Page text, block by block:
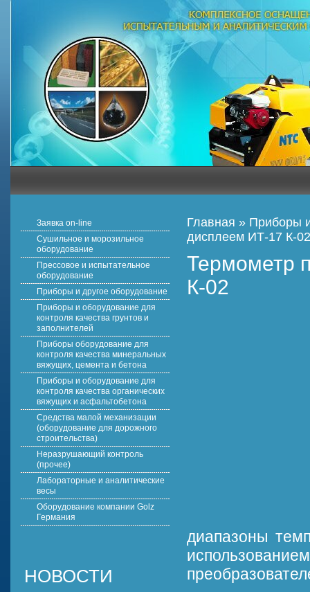
Заявка on-line
Сушильное и морозильное
оборудование
Прессовое и испытательное
оборудование
Приборы и другое оборудование
Приборы и оборудование для
контроля качества грунтов и
заполнителей
Приборы оборудование для
контроля качества минеральных
вяжущих, цемента и бетона
Приборы и оборудование для
контроля качества органических
вяжущих и асфальтобетона
Средства малой механизации
(оборудование для дорожного
строительства)
Неразрушающий контроль
(прочее)
Лабораторные и аналитические
весы
Оборудование компании Golz
Германия
НОВОСТИ
Главная » Приборы
дисплеем ИТ-17 К-02
Термометр
К-02
диапазоны